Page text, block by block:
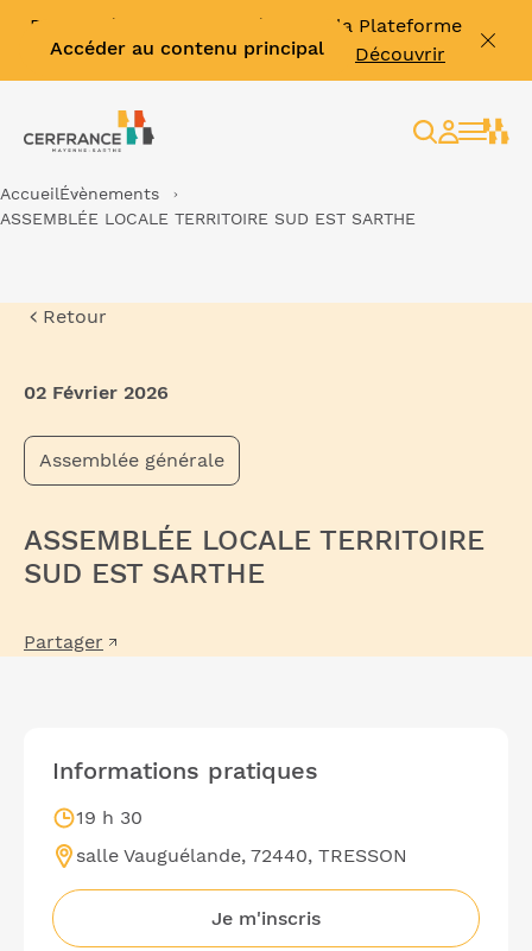
Accéder au contenu principal
Facture électronique : découvrir la Plateforme
Agréée Effinum & vous former ➡️ Découvrir
Rechercher
Espace
AccueilÉvènements
ASSEMBLÉE LOCALE TERRITOIRE SUD EST SARTHE
Retour
02 Février 2026
Assemblée générale
ASSEMBLÉE LOCALE TERRITOIRE
SUD EST SARTHE
Partager
Informations pratiques
19 h 30
salle Vauguélande, 72440, TRESSON
Je m'inscris